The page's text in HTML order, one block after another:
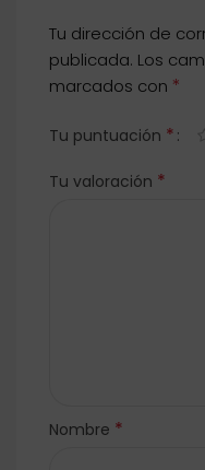
Tu dirección de
publicada. Los
marcados con *
Tu puntuación *
Tu valoración *
Nombre *